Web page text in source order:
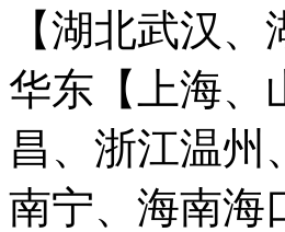
【湖北武汉
华东【上海、
昌、浙江温州
南宁、海南海